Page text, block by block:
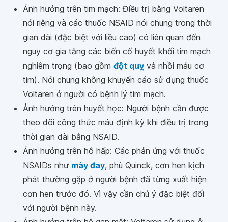
Ảnh hưởng trên tim mạch: Điều trị bằng Voltaren
nói riêng và các thuốc NSAID nói chung trong thời
gian dài (đặc biệt với liều cao) có liên quan đến
nguy cơ gia tăng các biến cố huyết khối tim mạch
nghiêm trọng (bao gồm đột quỵ và nhồi máu cơ
tim). Nói chung không khuyến cáo sử dụng thuốc
Voltaren ở người có bệnh lý tim mạch.
Ảnh hưởng trên huyết học: Người bệnh cần được
theo dõi công thức máu định kỳ khi điều trị trong
thời gian dài bằng NSAID.
Ảnh hưởng trên hô hấp: Các phản ứng với thuốc
NSAIDs như mày đay, phù Quinck, cơn hen kịch
phát thường gặp ở người bệnh đã từng xuất hiện
cơn hen trước đó. Vì vậy cần chú ý đặc biệt đối
với người bệnh này.